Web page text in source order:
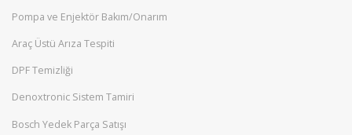
Pompa ve Enjektör Bakım/Onarım
Araç Üstü Arıza Tespiti
DPF Temizliği
Denoxtronic Sistem Tamiri
Bosch Yedek Parça Satışı